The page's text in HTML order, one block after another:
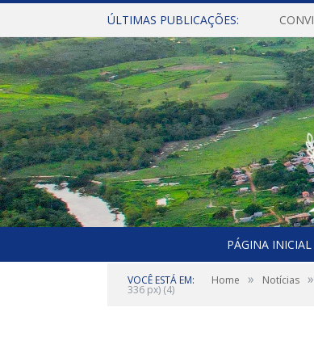
ÚLTIMAS PUBLICAÇÕES:
PÁGINA INICIAL
VOCÊ ESTÁ EM: Home » Notícias »
336 px) (4)